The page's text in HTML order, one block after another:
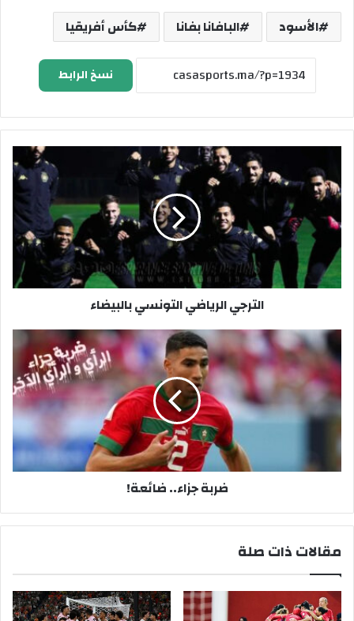
الأسود البافانا بفانا كأس أفريقيا
نسخ الرابط
الترجي الرياضي التونسي بالبيضاء
ضربة جزاء.. ضائعة!
مقالات ذات صلة